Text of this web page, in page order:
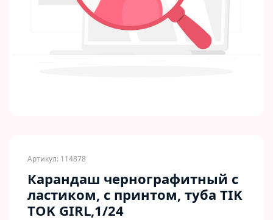
Артикул: 114878
Карандаш чернографитный с
ластиком, с принтом, туба TIK
TOK GIRL,1/24